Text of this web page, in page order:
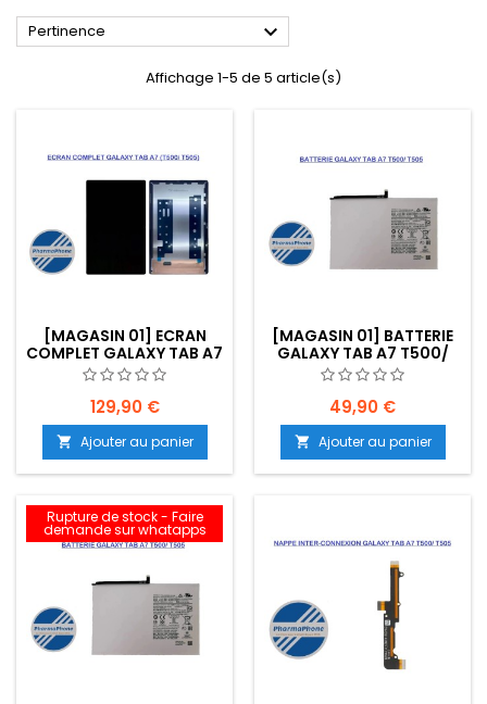
Pertinence 
Affichage 1-5 de 5 article(s)
[MAGASIN 01] ECRAN
COMPLET GALAXY TAB A7
(T500/ T505) (ORI) -
EMPLACEMENT: MAG01-
BAAA-E01
129,90 €
 Ajouter au panier
[MAGASIN 01] BATTERIE
GALAXY TAB A7 T500/
T505 - EMPLACEMENT:
MAG01-BBBB-E02
49,90 €
 Ajouter au panier
Rupture de stock - Faire
demande sur whatapps